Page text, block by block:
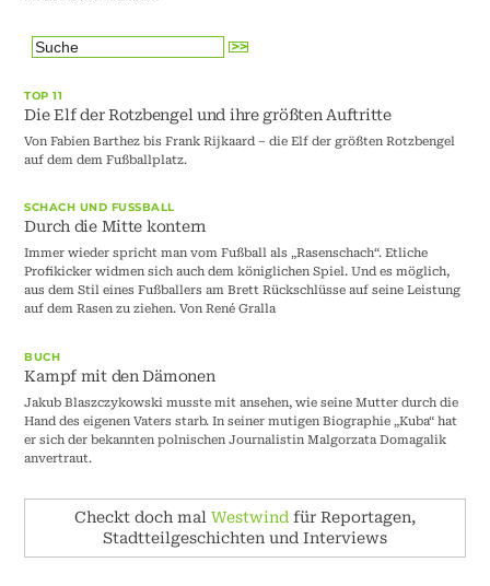
TOP 11
Die Elf der Rotzbengel und ihre größten Auftritte
Von Fabien Barthez bis Frank Rijkaard – die Elf der größten Rotzbengel
auf dem dem Fußballplatz.
SCHACH UND FUSSBALL
Durch die Mitte kontern
Immer wieder spricht man vom Fußball als „Rasenschach“. Etliche
Profikicker widmen sich auch dem königlichen Spiel. Und es möglich,
aus dem Stil eines Fußballers am Brett Rückschlüsse auf seine Leistung
auf dem Rasen zu ziehen. Von René Gralla
BUCH
Kampf mit den Dämonen
Jakub Blaszczykowski musste mit ansehen, wie seine Mutter durch die
Hand des eigenen Vaters starb. In seiner mutigen Biographie „Kuba“ hat
er sich der bekannten polnischen Journalistin Malgorzata Domagalik
anvertraut.
Checkt doch mal Westwind für Reportagen,
Stadtteilgeschichten und Interviews